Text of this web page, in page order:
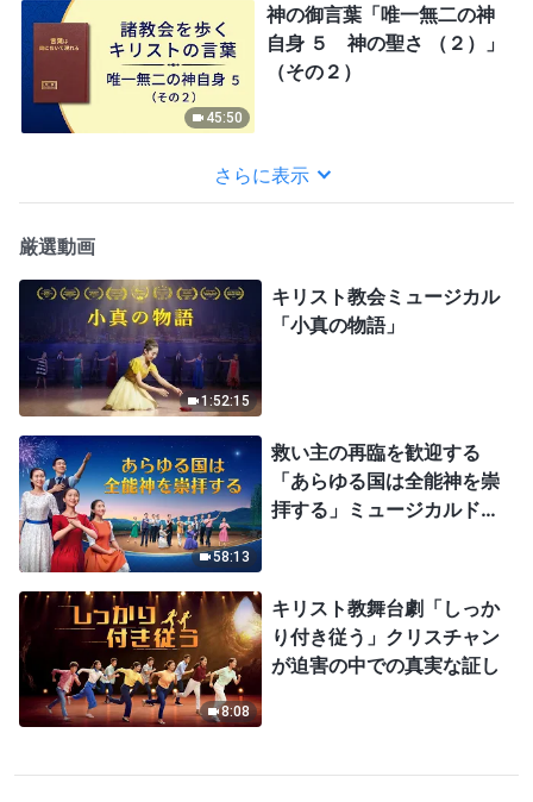
45:50
神の御言葉「唯一無二の神
自身 ５ 神の聖さ （２）」
（その２）
さらに表示
厳選動画
1:52:15
キリスト教会ミュージカル
「小真の物語」
58:13
救い主の再臨を歓迎する
「あらゆる国は全能神を崇
拝する」ミュージカルドラ
8:08
キリスト教舞台劇「しっか
り付き従う」クリスチャン
が迫害の中での真実な証し